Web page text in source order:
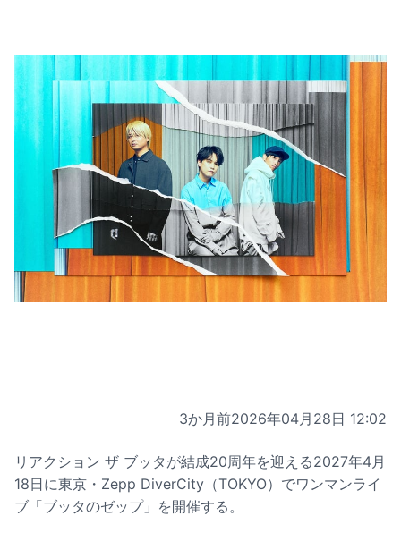
3か月前2026年04月28日 12:02
リアクション ザ ブッタが結成20周年を迎える2027年4月
18日に東京・Zepp DiverCity（TOKYO）でワンマンライ
ブ「ブッタのゼップ」を開催する。